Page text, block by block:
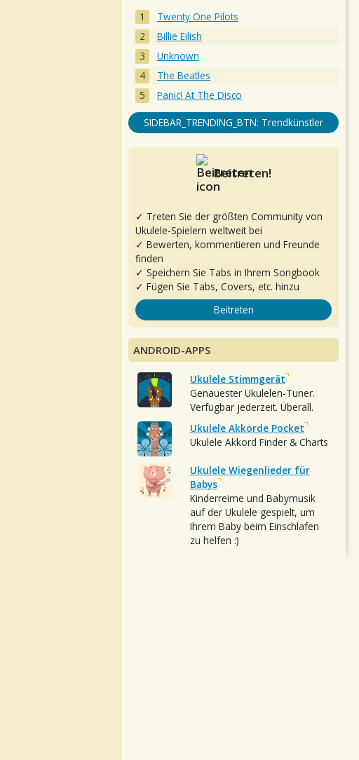
Twenty One Pilots
Billie Eilish
Unknown
The Beatles
Panic! At The Disco
SIDEBAR_TRENDING_BTN: Trendkünstler
Beitreten!
✓ Treten Sie der größten Community von
Ukulele-Spielern weltweit bei
✓ Bewerten, kommentieren und Freunde
finden
✓ Speichern Sie Tabs in Ihrem Songbook
✓ Fügen Sie Tabs, Covers, etc. hinzu
Beitreten
ANDROID-APPS
Ukulele Stimmgerät
Genauester Ukulelen-Tuner.
Verfügbar jederzeit. Überall.
Ukulele Akkorde Pocket
Ukulele Akkord Finder & Charts
Ukulele Wiegenlieder für
Babys
Kinderreime und Babymusik
auf der Ukulele gespielt, um
Ihrem Baby beim Einschlafen
zu helfen :)